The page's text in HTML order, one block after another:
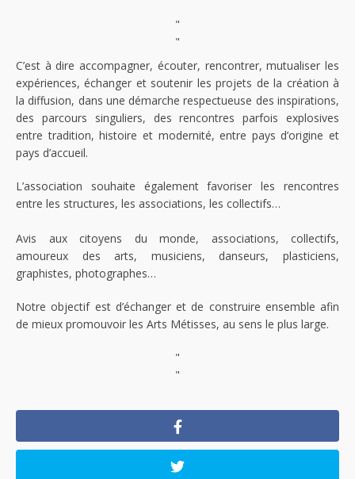
"
"
C’est à dire accompagner, écouter, rencontrer, mutualiser les
expériences, échanger et soutenir les projets de la création à
la diffusion, dans une démarche respectueuse des inspirations,
des parcours singuliers, des rencontres parfois explosives
entre tradition, histoire et modernité, entre pays d’origine et
pays d’accueil.
L’association souhaite également favoriser les rencontres
entre les structures, les associations, les collectifs…
Avis aux citoyens du monde, associations, collectifs,
amoureux des arts, musiciens, danseurs, plasticiens,
graphistes, photographes…
Notre objectif est d’échanger et de construire ensemble afin
de mieux promouvoir les Arts Métisses, au sens le plus large.
"
"